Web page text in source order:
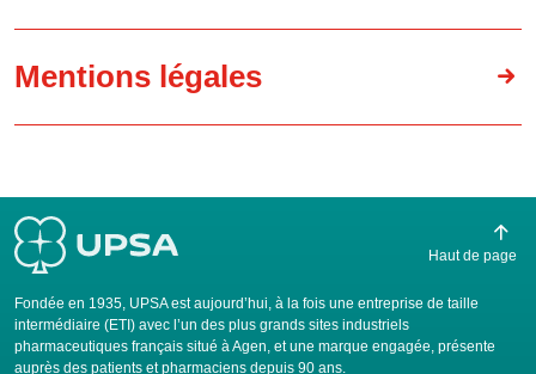
Mentions légales
Fondée en 1935, UPSA est aujourd’hui, à la fois une entreprise de taille
intermédiaire (ETI) avec l’un des plus grands sites industriels
pharmaceutiques français situé à Agen, et une marque engagée, présente
auprès des patients et pharmaciens depuis 90 ans.
Haut de page